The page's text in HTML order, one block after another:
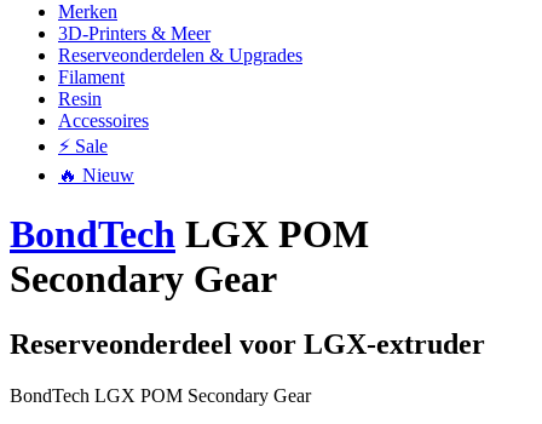
Merken
3D-Printers & Meer
Reserveonderdelen & Upgrades
Filament
Resin
Accessoires
⚡ Sale
🔥 Nieuw
BondTech LGX POM
Secondary Gear
Reserveonderdeel voor LGX-extruder
BondTech LGX POM Secondary Gear